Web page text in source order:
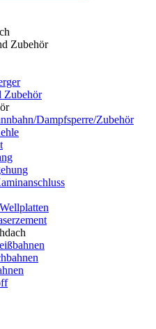
Zubehör
Zubehör
Dampfsperre/Zubehör